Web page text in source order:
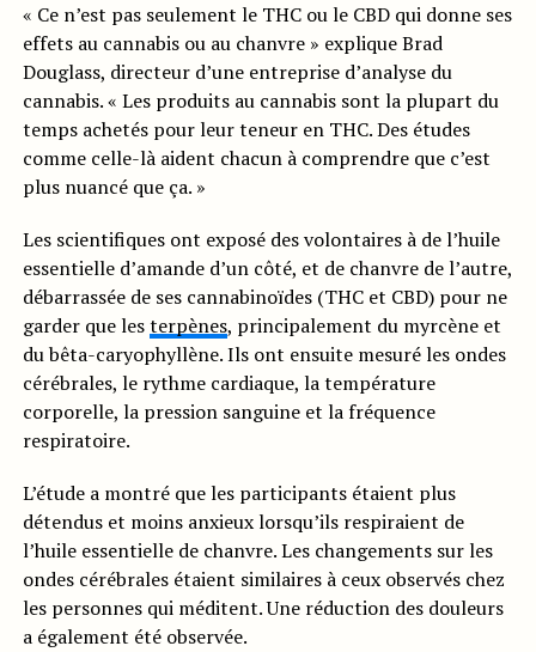
« Ce n’est pas seulement le THC ou le CBD qui donne ses
effets au cannabis ou au chanvre » explique Brad
Douglass, directeur d’une entreprise d’analyse du
cannabis. « Les produits au cannabis sont la plupart du
temps achetés pour leur teneur en THC. Des études
comme celle-là aident chacun à comprendre que c’est
plus nuancé que ça. »
Les scientifiques ont exposé des volontaires à de l’huile
essentielle d’amande d’un côté, et de chanvre de l’autre,
débarrassée de ses cannabinoïdes (THC et CBD) pour ne
garder que lesterpènes, principalement du myrcène et
du bêta-caryophyllène. Ils ont ensuite mesuré les ondes
cérébrales, le rythme cardiaque, la température
corporelle, la pression sanguine et la fréquence
respiratoire.
L’étude a montré que les participants étaient plus
détendus et moins anxieux lorsqu’ils respiraient de
l’huile essentielle de chanvre. Les changements sur les
ondes cérébrales étaient similaires à ceux observés chez
les personnes qui méditent. Une réduction des douleurs
a également été observée.